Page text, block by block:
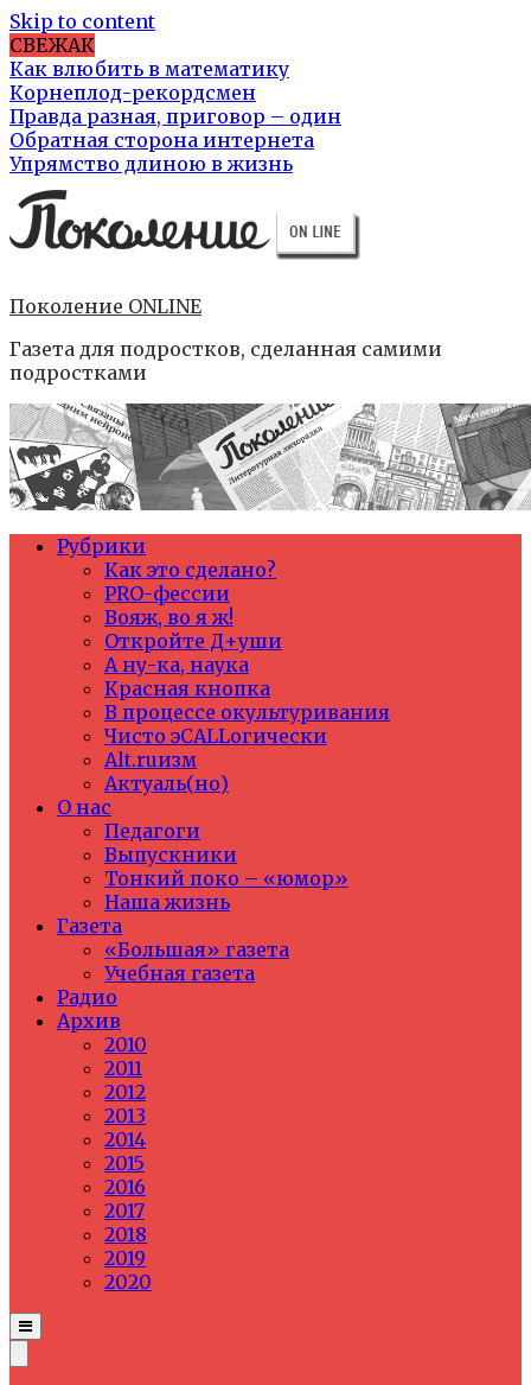
Skip to content
СВЕЖАК
Как влюбить в математику
Корнеплод-рекордсмен
Правда разная, приговор – один
Обратная сторона интернета
Упрямство длиною в жизнь
Поколение ONLINE
Газета для подростков, сделанная самими
подростками
Рубрики
Как это сделано?
PRO-фессии
Вояж, во я ж!
Откройте Д+уши
А ну-ка, наука
Красная кнопка
В процессе окультуривания
Чисто эCALLогически
Alt.ruизм
Актуаль(но)
О нас
Педагоги
Выпускники
Тонкий поко – «юмор»
Наша жизнь
Газета
«Большая» газета
Учебная газета
Радио
Архив
2010
2011
2012
2013
2014
2015
2016
2017
2018
2019
2020